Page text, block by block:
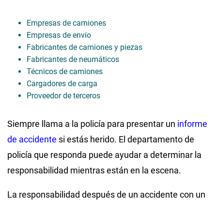
Empresas de camiones
Empresas de envío
Fabricantes de camiones y piezas
Fabricantes de neumáticos
Técnicos de camiones
Cargadores de carga
Proveedor de terceros
Siempre llama a la policía para presentar un informe
de accidente si estás herido. El departamento de
policía que responda puede ayudar a determinar la
responsabilidad mientras están en la escena.
La responsabilidad después de un accidente con un